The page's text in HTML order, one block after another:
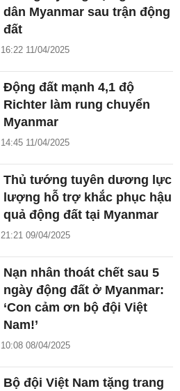
dân Myanmar sau trận động
đất
16:22 11/04/2025
Động đất mạnh 4,1 độ
Richter làm rung chuyển
Myanmar
14:45 11/04/2025
Thủ tướng tuyên dương lực
lượng hỗ trợ khắc phục hậu
quả động đất tại Myanmar
21:21 09/04/2025
Nạn nhân thoát chết sau 5
ngày động đất ở Myanmar:
‘Con cảm ơn bộ đội Việt
Nam!’
10:08 08/04/2025
Bộ đội Việt Nam tặng trang